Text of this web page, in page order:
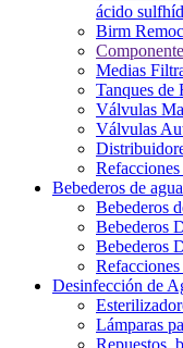
ácido
Birm
Medias
Tanques de
Válvulas
Válvulas
Bebederos de agua
Bebederos
Bebederos
Bebederos
Desinfección de
Lámparas
Repuestos,